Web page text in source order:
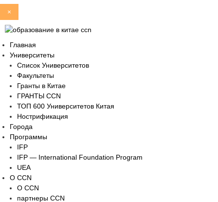
×
Главная
Университеты
Список Университетов
Факультеты
Гранты в Китае
ГРАНТЫ ССN
ТОП 600 Университетов Китая
Нострификация
Города
Программы
IFP
IFP — International Foundation Program
UEA
О CCN
О CCN
партнеры ССN